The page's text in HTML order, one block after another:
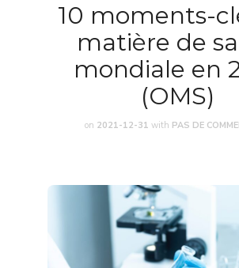
10 moments-
matière de
mondiale en
(OMS)
on 2021-12-31 with PAS DE